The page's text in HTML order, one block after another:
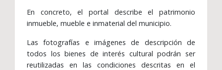
En concreto, el portal describe el patrimonio
inmueble, mueble e inmaterial del municipio.
Las fotografías e imágenes de descripción de
todos los bienes de interés cultural podrán ser
reutilizadas en las condiciones descritas en el